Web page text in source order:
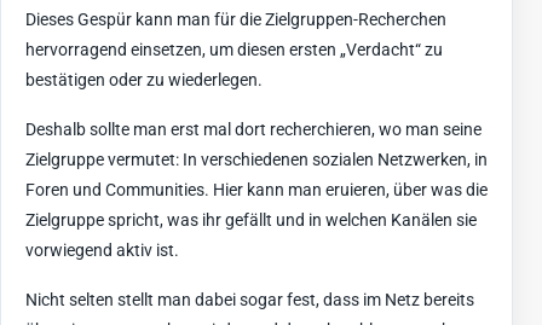
Dieses Gespür kann man für die Zielgruppen-Recherchen
hervorragend einsetzen, um diesen ersten „Verdacht“ zu
bestätigen oder zu wiederlegen.
Deshalb sollte man erst mal dort recherchieren, wo man seine
Zielgruppe vermutet: In verschiedenen sozialen Netzwerken, in
Foren und Communities. Hier kann man eruieren, über was die
Zielgruppe spricht, was ihr gefällt und in welchen Kanälen sie
vorwiegend aktiv ist.
Nicht selten stellt man dabei sogar fest, dass im Netz bereits